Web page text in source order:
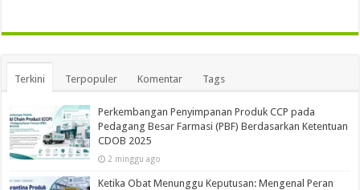
Terkini Terpopuler Komentar Tags
Perkembangan Penyimpanan Produk CCP pada
Pedagang Besar Farmasi (PBF) Berdasarkan Ketentuan
CDOB 2025
2 minggu ago
Ketika Obat Menunggu Keputusan: Mengenal Peran